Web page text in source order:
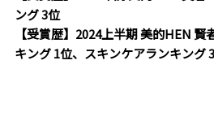
ング 3位
【受賞歴】2024上半期 美的HEN
キング 1位、スキンケアランキング